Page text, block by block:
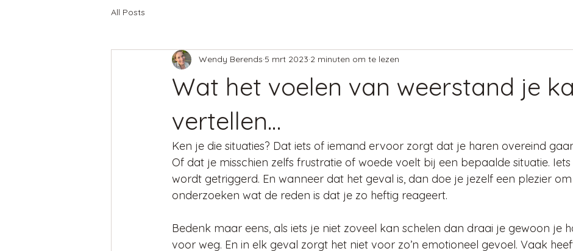
All Posts
Wat het voelen van weerstand je
vertellen…
Wendy Berends 5 mrt 2023 2 minuten om te lezen
Ken je die situaties? Dat iets of iemand ervoor zorgt dat je haren overeind
Of dat je misschien zelfs frustratie of woede voelt bij een bepaalde situatie.
wordt getriggerd. En wanneer dat het geval is, dan doe je jezelf een plezier
onderzoeken wat de reden is dat je zo heftig reageert.
Bedenk maar eens, als iets je niet zoveel kan schelen dan draai je gewoon je
voor weg. En in elk geval zorgt het niet voor zo’n emotioneel gevoel. Vaak